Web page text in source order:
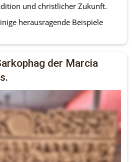
und christlicher Zukunft.
herausragende Beispiele
der Marcia
Hälfte des 4. Jahrhunderts n.
unteren Reliefbands eine
selbst. Links von ihr
und neutestamentlichen
die Hahnenszene, bzw.
14,30 par.), links daneben die